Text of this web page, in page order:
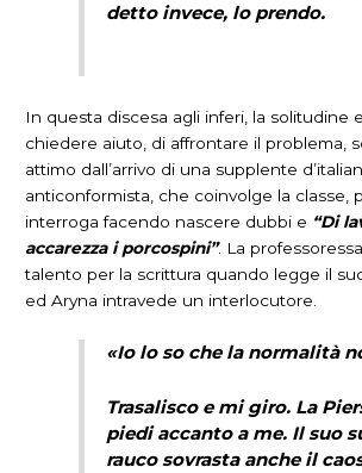
detto invece, lo prendo.
In questa discesa agli inferi, la solitudine
chiedere aiuto, di affrontare il problema,
attimo dall’arrivo di una supplente
anticonformista, che coinvolge la classe,
interroga facendo nascere dubbi e “Di
accarezza i porcospini”. La
talento per la scrittura quando legge il
ed Aryna intravede un interlocutore.
«Io lo so che la normalità
Trasalisco e mi giro. La
piedi accanto a me. Il suo
rauco sovrasta anche il